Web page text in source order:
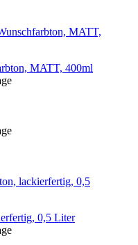
MATT, 400ml
0,5 Liter